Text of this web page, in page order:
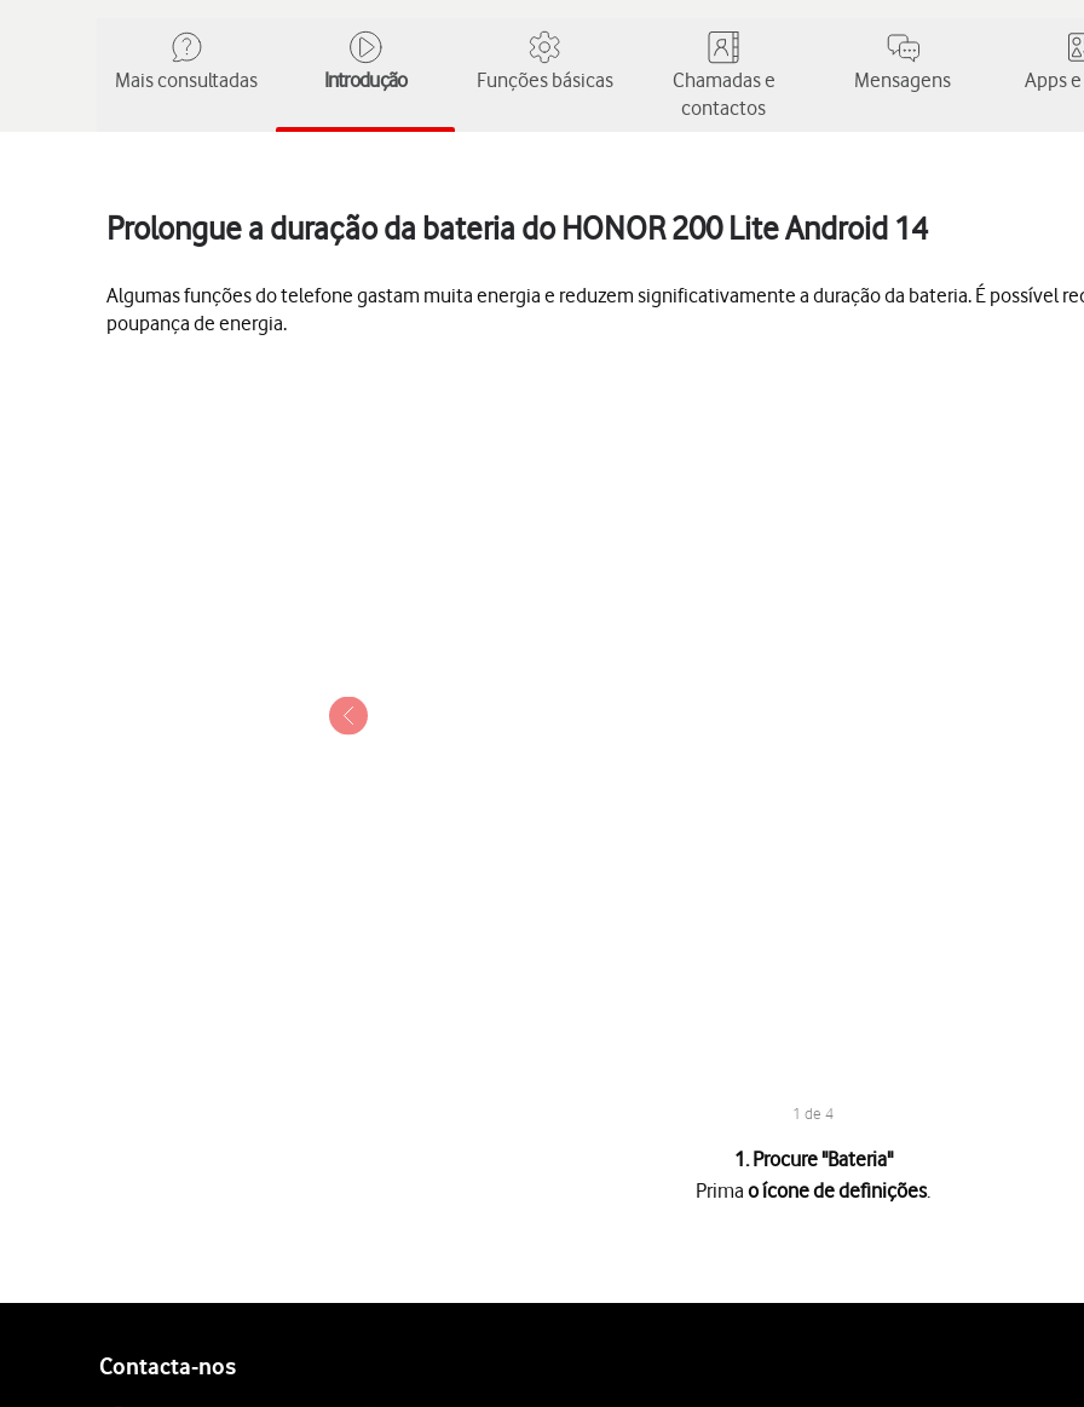
Mais consultadas Introdução Funções básicas
Chamadas e
contactos
Mensagens Apps
Prolongue a duração da bateria do HONOR 200 Lite Android 14
Algumas funções do telefone gastam muita energia e reduzem significativamente a duração da bateria. É possível
poupança de energia.
1 de 4
1. Procure "Bateria"
Primao ícone de definições.
Contacta-nos